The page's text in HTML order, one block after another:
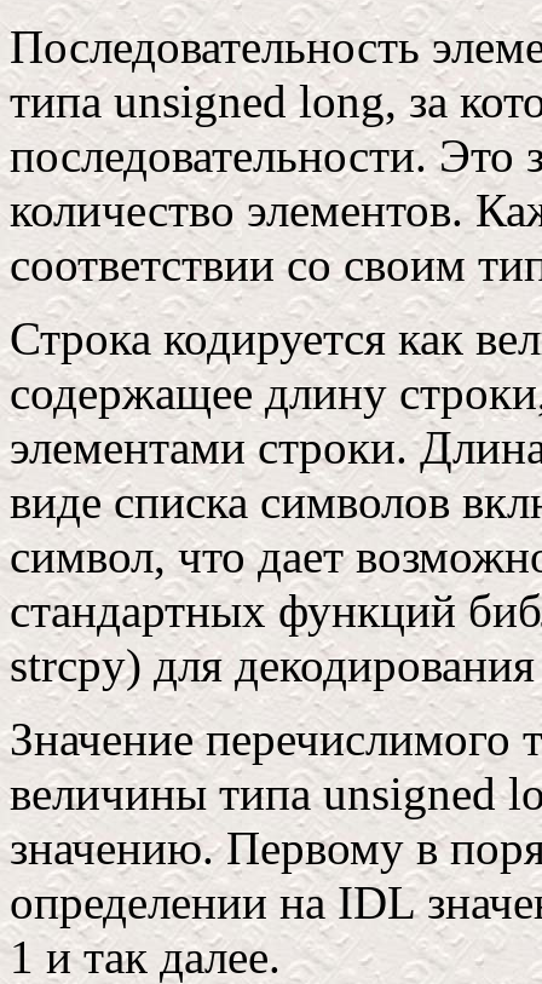
Последовательность
типа unsigned long, за
последовательности. Это
количество элементов.
соответствии со своим
Строка кодируется как
содержащее длину
элементами строки.
виде списка символов
символ, что дает
стандартных функций
strcpy) для
Значение перечислимого
величины типа unsigned
значению. Первому в
определении на IDL
1 и так далее.